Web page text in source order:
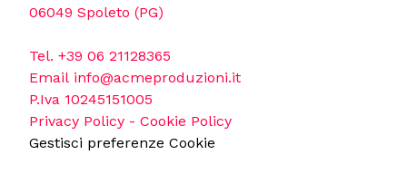
06049 Spoleto (PG)
Tel. +39 06 21128365
Email info@acmeproduzioni.it
P.Iva 10245151005
Privacy Policy - Cookie Policy
Gestisci preferenze Cookie